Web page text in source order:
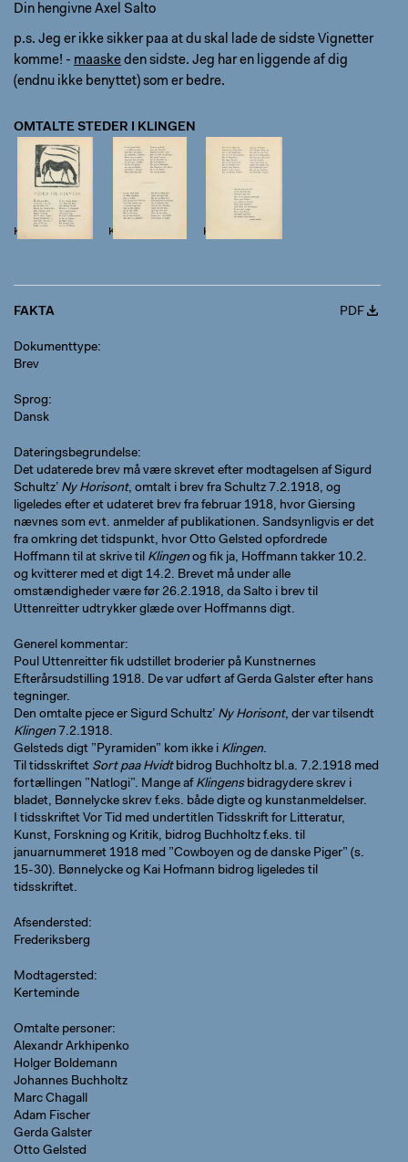
Din hengivne Axel Salto
p.s. Jeg er ikke sikker paa at du skal lade de sidste Vignetter
komme! - maaske den sidste. Jeg har en liggende af dig
(endnu ikke benyttet) som er bedre.
OMTALTE STEDER I KLINGEN
Klingen I, 5, s. 7 Klingen I, 5, s. 8 Klingen I, 5, s. 9
FAKTA PDF
Dokumenttype
Brev
Sprog
Dansk
Dateringsbegrundelse
Det udaterede brev må være skrevet efter modtagelsen af Sigurd
Schultz’ Ny Horisont, omtalt i brev fra Schultz 7.2.1918, og
ligeledes efter et udateret brev fra februar 1918, hvor Giersing
nævnes som evt. anmelder af publikationen. Sandsynligvis er det
fra omkring det tidspunkt, hvor Otto Gelsted opfordrede
Hoffmann til at skrive til Klingen og fik ja, Hoffmann takker 10.2.
og kvitterer med et digt 14.2. Brevet må under alle
omstændigheder være før 26.2.1918, da Salto i brev til
Uttenreitter udtrykker glæde over Hoffmanns digt.
Generel kommentar
Poul Uttenreitter fik udstillet broderier på Kunstnernes
Efterårsudstilling 1918. De var udført af Gerda Galster efter hans
tegninger.
Den omtalte pjece er Sigurd Schultz’ Ny Horisont, der var tilsendt
Klingen 7.2.1918.
Gelsteds digt ”Pyramiden” kom ikke i Klingen.
Til tidsskriftet Sort paa Hvidtbidrog Buchholtz bl.a. 7.2.1918 med
fortællingen ”Natlogi”. Mange af Klingensbidragydere skrev i
bladet, Bønnelycke skrev f.eks. både digte og kunstanmeldelser.
I tidsskriftet Vor Tid med undertitlen Tidsskrift for Litteratur,
Kunst, Forskning og Kritik, bidrog Buchholtz f.eks. til
januarnummeret 1918 med ”Cowboyen og de danske Piger” (s.
15-30). Bønnelycke og Kai Hofmann bidrog ligeledes til
tidsskriftet.
Afsendersted
Frederiksberg
Modtagersted
Kerteminde
Omtalte personer
Alexandr Arkhipenko
Holger Boldemann
Johannes Buchholtz
Marc Chagall
Adam Fischer
Gerda Galster
Otto Gelsted